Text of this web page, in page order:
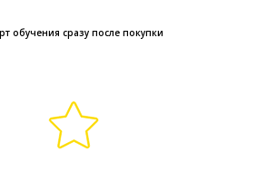
обучения сразу после покупки